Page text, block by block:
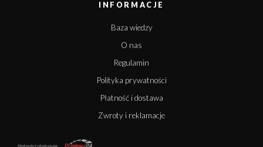
INFORMACJE
Baza wiedzy
O nas
Regulamin
Polityka prywatności
Płatność i dostawa
Zwroty i reklamacje